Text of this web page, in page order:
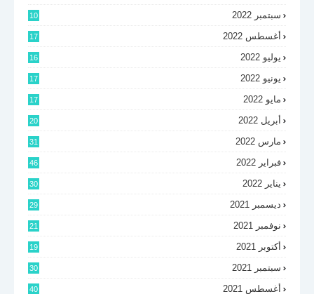
سبتمبر 2022 10
أغسطس 2022 17
يوليو 2022 16
يونيو 2022 17
مايو 2022 17
أبريل 2022 20
مارس 2022 31
فبراير 2022 46
يناير 2022 30
ديسمبر 2021 29
نوفمبر 2021 21
أكتوبر 2021 19
سبتمبر 2021 30
أغسطس 2021 40